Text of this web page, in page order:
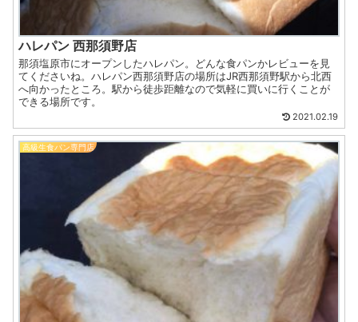
ハレパン 西那須野店
那須塩原市にオープンしたハレパン。どんな食パンかレビューを見
てくださいね。ハレパン西那須野店の場所はJR西那須野駅から北西
へ向かったところ。駅から徒歩距離なので気軽に買いに行くことが
できる場所です。
2021.02.19
高級生食パン専門店